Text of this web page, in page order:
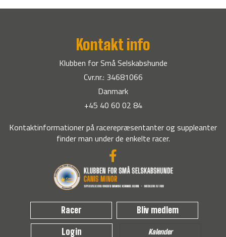
Kontakt info
Klubben for Små Selskabshunde
Cvr.nr.: 34681066
Danmark
+45 40 60 02 84
Kontaktinformationer på racerepræsentanter og suppleanter
finder man under de enkelte racer.
Racer Bliv medlem
Login Kalender